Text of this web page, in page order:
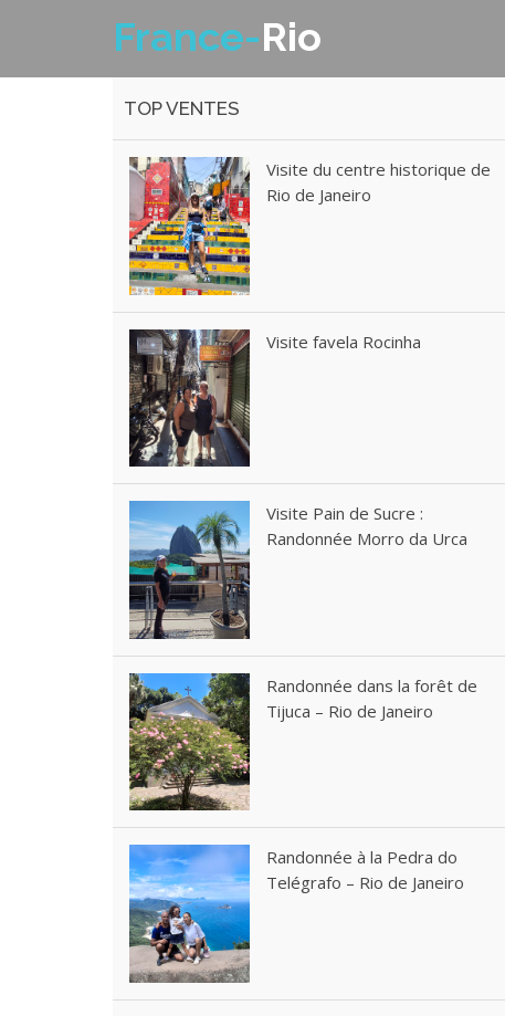
France-Rio
TOP VENTES
Visite du centre historique de
Rio de Janeiro
Visite favela Rocinha
Visite Pain de Sucre :
Randonnée Morro da Urca
Randonnée dans la forêt de
Tijuca – Rio de Janeiro
Randonnée à la Pedra do
Telégrafo – Rio de Janeiro